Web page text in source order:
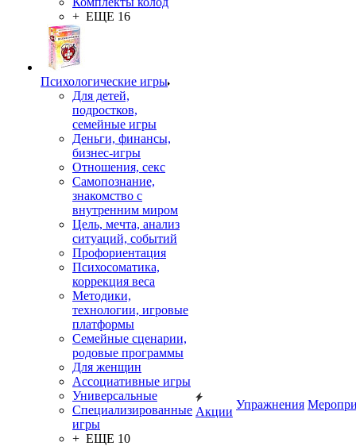
+ ЕЩЕ 16
Психологические игры
Для детей,
подростков,
семейные игры
Деньги, финансы,
бизнес-игры
Отношения, секс
Самопознание,
знакомство с
внутренним миром
Цель, мечта, анализ
ситуаций, событий
Профориентация
Психосоматика,
коррекция веса
Методики,
технологии, игровые
платформы
Семейные сценарии,
родовые программы
Для женщин
Ассоциативные игры
Универсальные
Специализированные
игры
+ ЕЩЕ 10
Акции
Упражнения